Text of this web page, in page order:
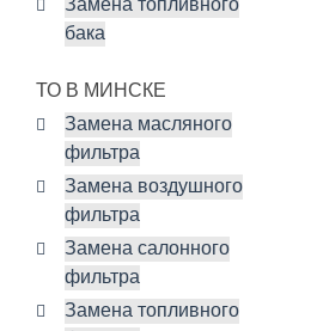
Замена топливного
бака
ТО В МИНСКЕ
Замена масляного
фильтра
Замена воздушного
фильтра
Замена салонного
фильтра
Замена топливного